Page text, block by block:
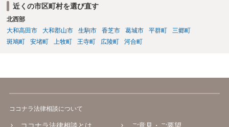
近くの市区町村を選び直す
北西部
大和高田市
大和郡山市 生駒市 香芝市 葛城市 平群町
三郷町
斑鳩町
安堵町 上牧町 王寺町 広陵町 河合町
ココナラ法律相談について